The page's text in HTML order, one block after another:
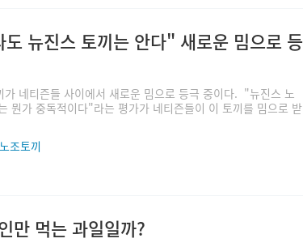
뉴진스 토끼는 안다" 새로운 밈으로 등
가 네티즌들 사이에서 새로운 밈으로 등극 중이다. "뉴진스 노
뭔가 중독적이다"라는 평가가 네티즌들이 이 토끼를 밈으로 받
노조토끼
만 먹는 과일일까?